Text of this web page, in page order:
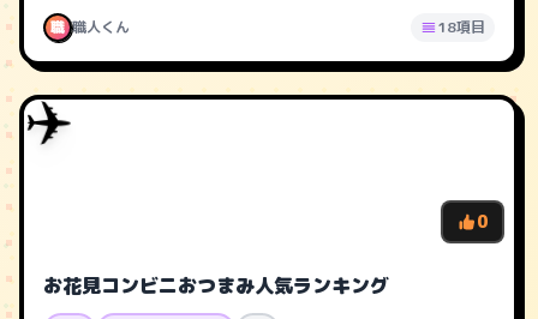
職 職人くん 18項目
✈️
0
お花見コンビニおつまみ人気ランキング